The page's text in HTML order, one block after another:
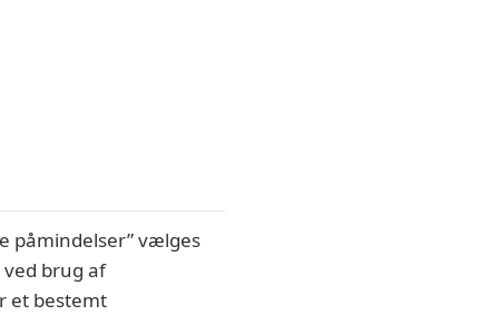
påmindelser” vælges
brug af
et bestemt